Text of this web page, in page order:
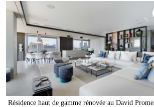
Résidence haut de gamme rénovée au David